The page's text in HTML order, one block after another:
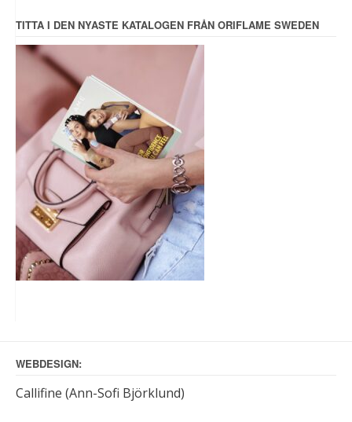
TITTA I DEN NYASTE KATALOGEN FRÅN ORIFLAME SWEDEN
WEBDESIGN:
Callifine (Ann-Sofi Björklund)